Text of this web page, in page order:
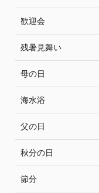
歓迎会
残暑見舞い
母の日
海水浴
父の日
秋分の日
節分